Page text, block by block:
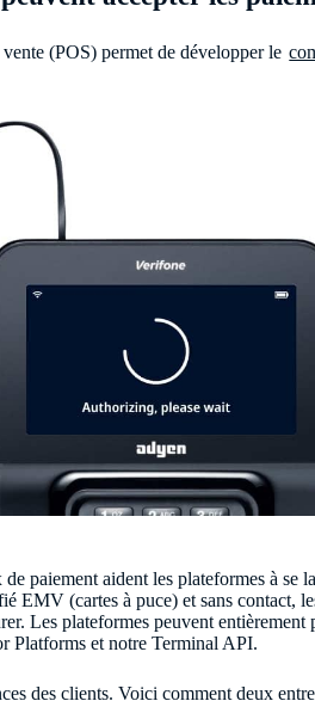
(POS) permet de développer le
paiement aident les plateformes à se
EMV (cartes à puce) et sans contact,
Les plateformes peuvent entièrement
Platforms et notre Terminal API.
des clients. Voici comment deux